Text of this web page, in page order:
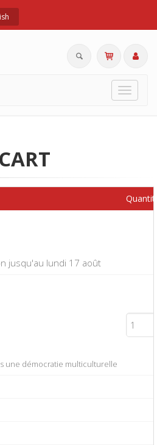
Toggle
jusqu'au lundi 17 août
une démocratie multiculturelle